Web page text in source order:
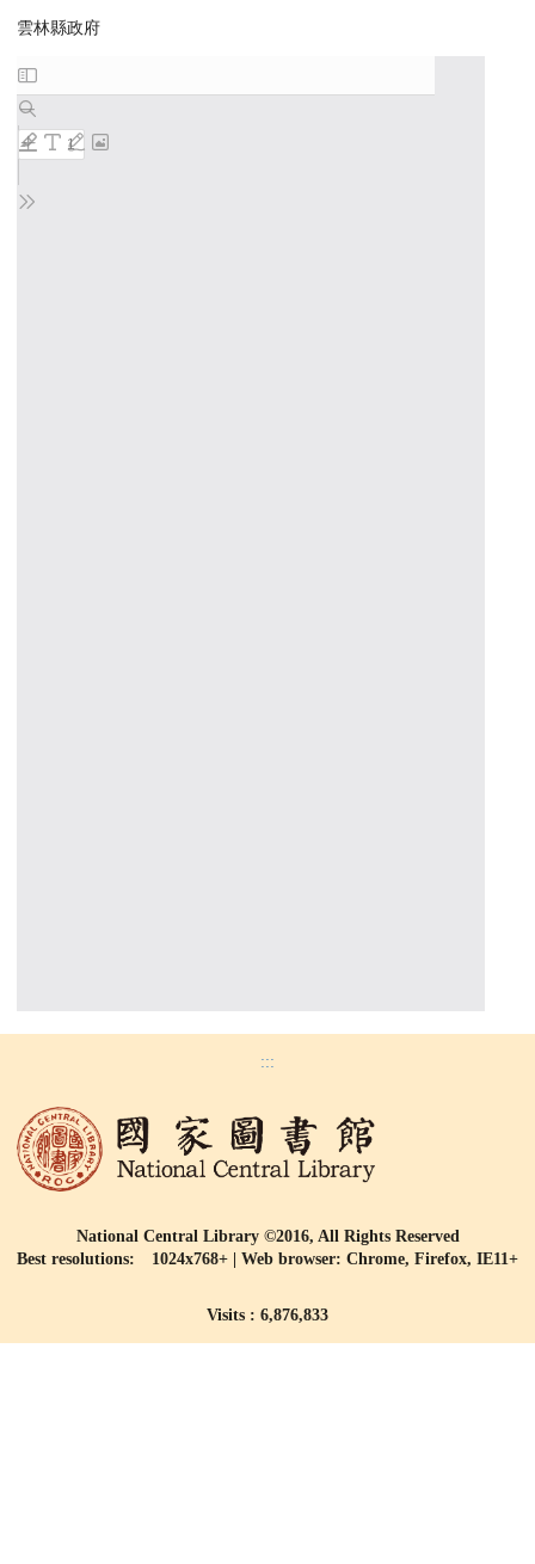
雲林縣政府
:::
National Central Library ©2016, All Rights Reserved
Best resolutions: 1024x768+ | Web browser: Chrome, Firefox, IE11+
Visits : 6,876,833